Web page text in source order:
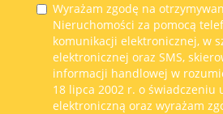
Wyrażam zgodę na
Nieruchomości za pomocą
komunikacji elektronicznej, w
elektronicznej oraz SMS,
informacji handlowej w
18 lipca 2002 r. o świadczeniu
elektroniczną oraz wyrażam